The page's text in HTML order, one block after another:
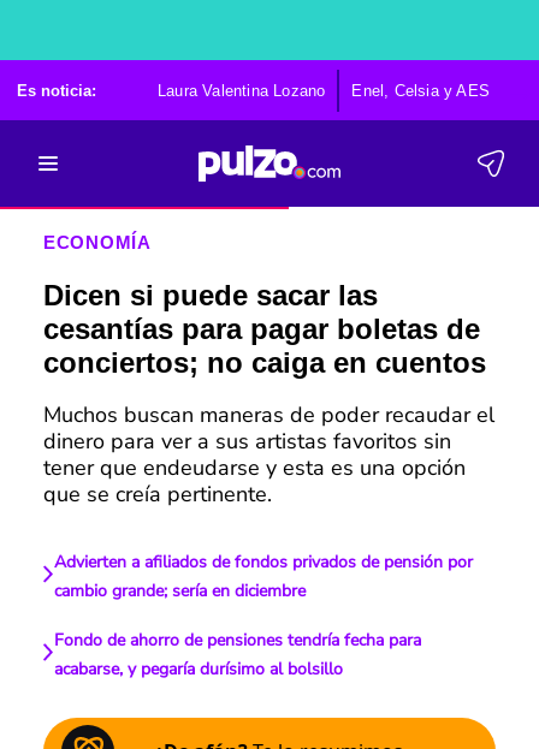
Es noticia: Laura Valentina Lozano Enel, Celsia y AES
ECONOMÍA
Dicen si puede sacar las
cesantías para pagar boletas de
conciertos; no caiga en cuentos
Muchos buscan maneras de poder recaudar el
dinero para ver a sus artistas favoritos sin
tener que endeudarse y esta es una opción
que se creía pertinente.
Advierten a afiliados de fondos privados de pensión por
cambio grande; sería en diciembre
Fondo de ahorro de pensiones tendría fecha para
acabarse, y pegaría durísimo al bolsillo